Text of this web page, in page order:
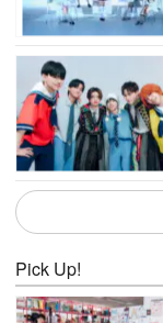
Pick Up!